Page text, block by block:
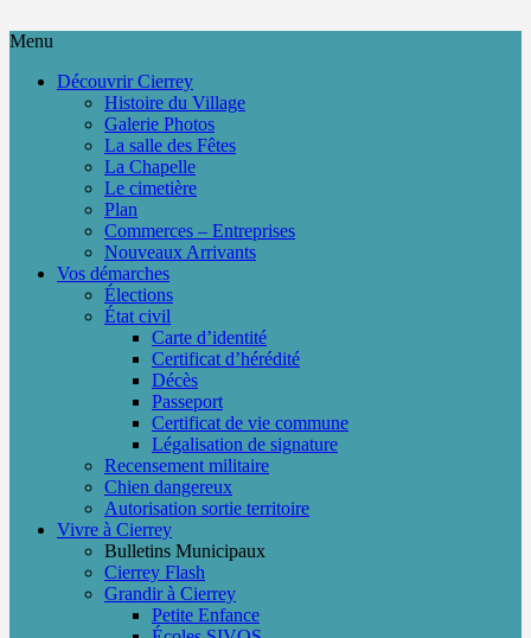
Menu
Découvrir Cierrey
Histoire du Village
Galerie Photos
La salle des Fêtes
La Chapelle
Le cimetière
Plan
Commerces – Entreprises
Nouveaux Arrivants
Vos démarches
Élections
État civil
Carte d’identité
Certificat d’hérédité
Décès
Passeport
Certificat de vie commune
Légalisation de signature
Recensement militaire
Chien dangereux
Autorisation sortie territoire
Vivre à Cierrey
Bulletins Municipaux
Cierrey Flash
Grandir à Cierrey
Petite Enfance